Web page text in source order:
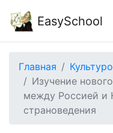
EasySchool
Главная
Изучение
между Россией и
страноведения